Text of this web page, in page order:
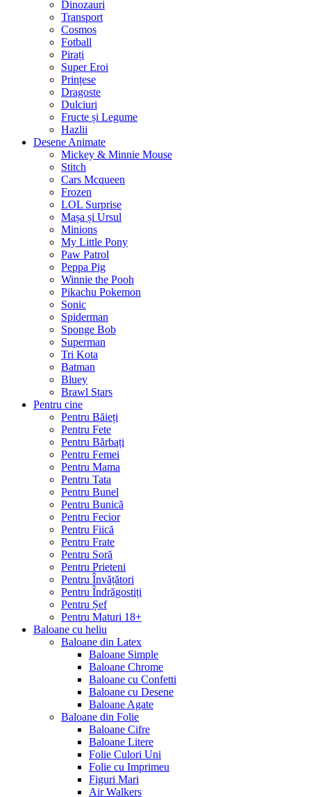
Dinozauri
Transport
Cosmos
Fotball
Pirați
Super Eroi
Prințese
Dragoste
Dulciuri
Fructe și Legume
Hazlii
Desene Animate
Mickey & Minnie Mouse
Stitch
Cars Mcqueen
Frozen
LOL Surprise
Mașa și Ursul
Minions
My Little Pony
Paw Patrol
Peppa Pig
Winnie the Pooh
Pikachu Pokemon
Sonic
Spiderman
Sponge Bob
Superman
Tri Kota
Batman
Bluey
Brawl Stars
Pentru cine
Pentru Băieți
Pentru Fete
Pentru Bărbați
Pentru Femei
Pentru Mama
Pentru Tata
Pentru Bunel
Pentru Bunică
Pentru Fecior
Pentru Fiică
Pentru Frate
Pentru Soră
Pentru Prieteni
Pentru Învățători
Pentru Îndrăgostiți
Pentru Șef
Pentru Maturi 18+
Baloane cu heliu
Baloane din Latex
Baloane Simple
Baloane Chrome
Baloane cu Confetti
Baloane cu Desene
Baloane Agate
Baloane din Folie
Baloane Cifre
Baloane Litere
Folie Culori Uni
Folie cu Imprimeu
Figuri Mari
Air Walkers